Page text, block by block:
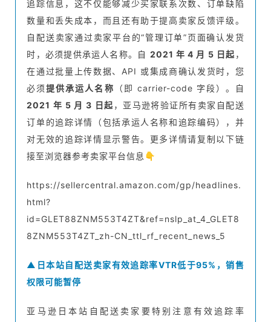
追踪信息，这不仅能够减少买家联系次数、订单缺陷
数量和丢失成本，而且还有助于提高卖家反馈评级。
自配送卖家通过卖家平台的“管理订单”页面确认发货
时，必须提供承运人名称。自 2021 年 4 月 5 日起 ，
在通过批量上传数据、API 或集成商确认发货时，您
必须提供承运人名称 （即 carrier-code 字段）。自
2021 年 5 月 3 日起 ，亚马逊将验证所有卖家自配送
订单的追踪详情（包括承运人名称和追踪编码），并
对无效的追踪详情显示警告。更多详情请复制以下链
接至浏览器参考卖家平台信息👇
https://sellercentral.amazon.com/gp/headlines.
html?
id=GLET88ZNM553T4ZT&ref=nslp_at_4_GLET8
8ZNM553T4ZT_zh-CN_ttl_rf_recent_news_5
▲日本站自配送卖家有效追踪率VTR低于95%，销售
权限可能暂停
亚马逊日本站自配送卖家要特别注意有效追踪率